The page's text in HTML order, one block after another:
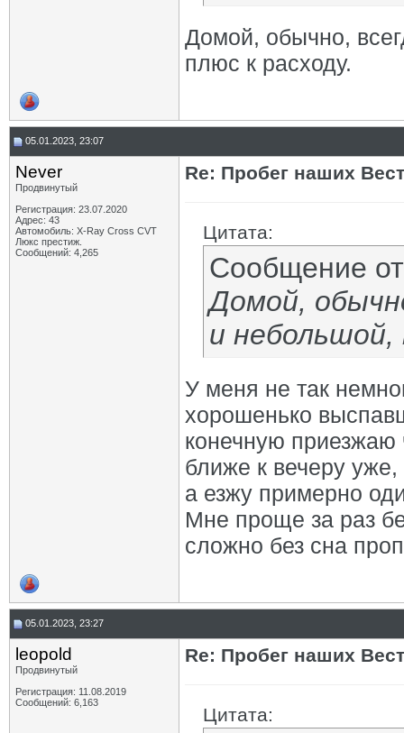
Домой, обычно,
плюс к расходу.
05.01.2023, 23:07
Never
Продвинутый
Регистрация: 23.07.2020
Адрес: 43
Автомобиль: X-Ray Cross CVT
Люкс престиж.
Сообщений: 4,265
Re: Пробег наших
Цитата:
Сообщение
Домой,
и небольшой,
У меня не так
хорошенько
конечную
ближе к вечеру
а езжу примерно
Мне проще за раз
сложно без сна
05.01.2023, 23:27
leopold
Продвинутый
Регистрация: 11.08.2019
Сообщений: 6,163
Re: Пробег наших
Цитата: